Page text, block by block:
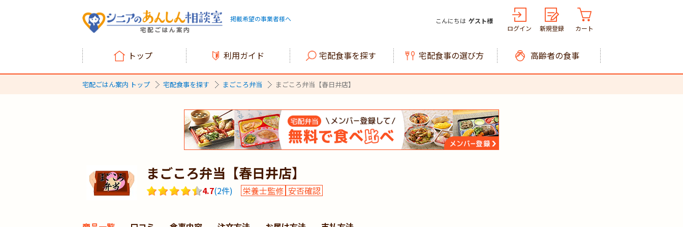
掲載希望の事業者様へ こんにちは ゲスト様
ログイン
新規登録 カート
トップ 利用ガイド 宅配食事を探す 宅配食事の選び方 高齢者の食事
宅配ごはん案内 トップ 宅配食事を探す まごころ弁当 まごころ弁当【春日井店】
まごころ弁当【春日井店】
4.7(2件) 栄養士監修 安否確認